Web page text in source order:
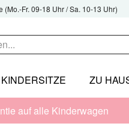
(Mo.-Fr. 09-18 Uhr / Sa. 10-13 Uhr)
KINDERSITZE ZU
auf alle Kinderwagen